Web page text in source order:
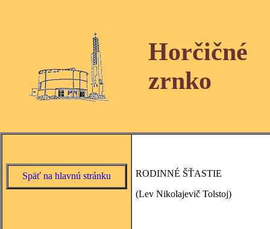
Horčičné
zrnko
Späť na hlavnú stránku
RODINNÉ ŠŤASTIE
(Lev Nikolajevič Tolstoj)